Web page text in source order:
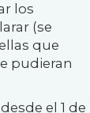
los
(se
que
pudieran
el 1 de